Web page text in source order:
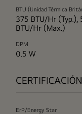
BTU (Unidad Térmica
375 BTU/Hr (Typ.),
BTU/Hr (Max.)
DPM
0.5 W
CERTIFICACIÓN
ErP/Energy Star